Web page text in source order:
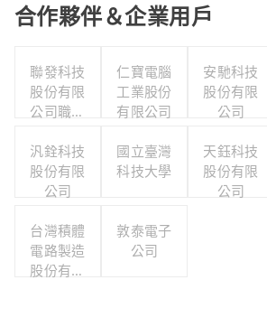
合作夥伴＆企業用戶
聯發科技
股份有限
公司職工
會
仁寶電腦
工業股份
有限公司
安馳科技
股份有限
公司
汎銓科技
股份有限
公司
國立臺灣
科技大學
天鈺科技
股份有限
公司
台灣積體
電路製造
股份有限
敦泰電子
公司